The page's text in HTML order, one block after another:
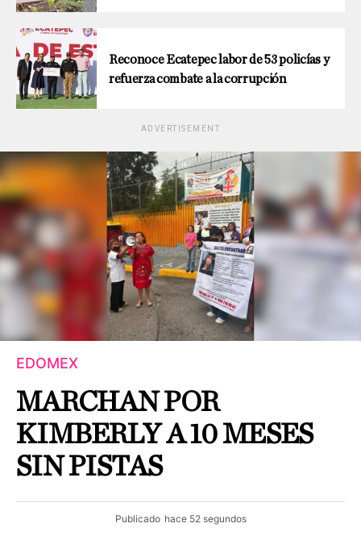
Reconoce Ecatepec labor de 53 policías y
refuerza combate a la corrupción
ADVERTISEMENT
EDOMEX
MARCHAN POR
KIMBERLY A 10 MESES
SIN PISTAS
Publicado hace 52 segundos